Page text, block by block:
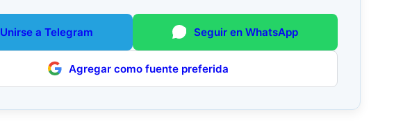
Unirse a Telegram Seguir en WhatsApp
Agregar como fuente preferida